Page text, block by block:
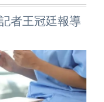
者王冠廷報導